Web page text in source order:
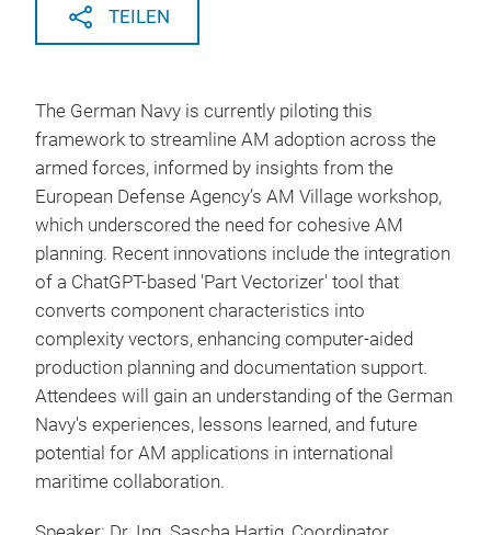
TEILEN
The German Navy is currently piloting this
framework to streamline AM adoption across the
armed forces, informed by insights from the
European Defense Agency’s AM Village workshop,
which underscored the need for cohesive AM
planning. Recent innovations include the integration
of a ChatGPT-based 'Part Vectorizer' tool that
converts component characteristics into
complexity vectors, enhancing computer-aided
production planning and documentation support.
Attendees will gain an understanding of the German
Navy's experiences, lessons learned, and future
potential for AM applications in international
maritime collaboration.